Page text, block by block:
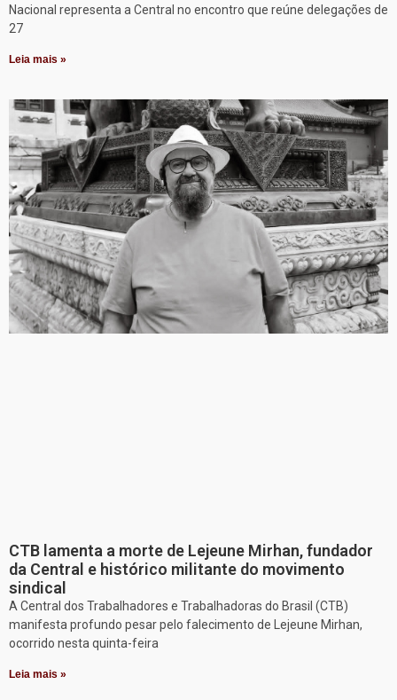
Nacional representa a Central no encontro que reúne delegações de
27
Leia mais »
CTB lamenta a morte de Lejeune Mirhan, fundador
da Central e histórico militante do movimento
sindical
A Central dos Trabalhadores e Trabalhadoras do Brasil (CTB)
manifesta profundo pesar pelo falecimento de Lejeune Mirhan,
ocorrido nesta quinta-feira
Leia mais »